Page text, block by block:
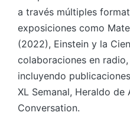
a través múltiples
exposiciones como
(2022), Einstein y la
colaboraciones en
incluyendo
XL Semanal, Heraldo de
Conversation.